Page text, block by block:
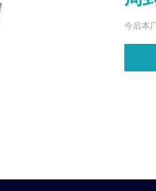
今后本